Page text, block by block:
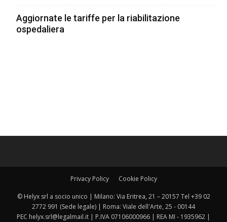
Aggiornate le tariffe per la riabilitazione
ospedaliera
Privacy Policy Cookie Policy
© Helyx srl a socio unico | Milano: Via Eritrea, 21 – 20157 Tel +39 02
2772 991 (Sede legale) | Roma: Viale dell'Arte, 25 - 00144
PEC helyx.srl@legalmail.it | P.IVA 07106000966 | REA MI - 1935962 |